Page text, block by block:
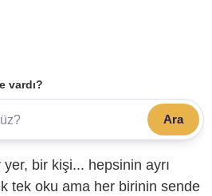
vardı?
Ara
bir kişi... hepsinin ayrı
tek oku ama her birinin sende